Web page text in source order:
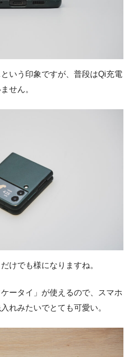
いう印象ですが、普段はQi充電
せん。
けでも様になりますね。
ータイ」が使えるので、スマホ
れみたいでとても可愛い。